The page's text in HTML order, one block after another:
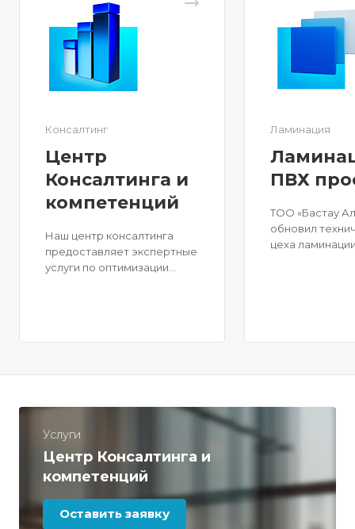
Консалтинг
Центр
Консалтинга и
компетенций
Наш центр консалтинга
предоставляет экспертные
услуги по оптимизации
консультации, анализ
процессов и рекомендации
Ламинация
ПВХ
ТОО «Бастау
обновил
цеха
решениям на
Услуги
Центр Консалтинга и
компетенций
Оставить заявку